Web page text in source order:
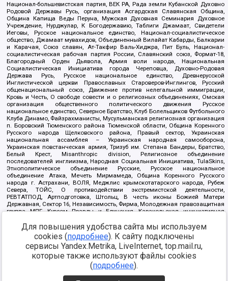
Национал-большевистская партия, ВЕК РА, Рада земли Кубанской Духовно
Родовой Державы Русь, организация Асгардская Славянская Община,
Община Капища Веды Перуна, Мужская Духовная Семинария Духовное
Учреждение, Нурджулар, К Богодержавию, Таблиги Джамаат, Свидетели
Иеговы, Русское национальное единство, Национал-социалистическое
общество, Джамаат мувахидов, Объединенный Вилайат Кабарды, Балкарии
и Карачая, Союз славян, Ат-Такфир Валь-Хиджра, Пит Буль, Национал-
социалистическая рабочая партия России, Славянский союз, Формат-18,
Благородный Орден Дьявола, Армия воли народа, Национальная
Социалистическая Инициатива города Череповца, Духовно-Родовая
Держава Русь, Русское национальное единство, Древнерусской
Инглистической церкви Православных Староверов-Инглингов, Русский
общенациональный союз, Движение против нелегальной иммиграции,
Кровь и Честь, О свободе совести и о религиозных объединениях, Омская
организация общественного политического движения Русское
национальное единство, Северное Братство, Клуб Болельщиков Футбольного
Клуба Динамо, Файзрахманисты, Мусульманская религиозная организация
п. Боровский Тюменского района Тюменской области, Община Коренного
Русского народа Щелковского района, Правый сектор, Украинская
национальная ассамблея – Украинская народная самооборона,
Украинская повстанческая армия, Тризуб им. Степана Бандеры, Братство,
Белый Крест, Misanthropic division, Религиозное объединение
последователей инглиизма, Народная Социальная Инициатива, TulaSkins,
Этнополитическое объединение Русские, Русское национальное
объединение Атака, Мечеть Мирмамеда, Община Коренного Русского
народа г. Астрахани, ВОЛЯ, Меджлис крымскотатарского народа, Рубеж
Севера, ТОЙС, О противодействии экстремистской деятельности,
РЕВТАТПОД, Артподготовка, Штольц, В честь иконы Божией Матери
Державная, Сектор 16, Независимость, Фирма, Молодежная правозащитная
группа МПГ, Курсом Правды и Единения, Каракольская инициативная
Благотворительный пансионат Ак Умут, Русская республика Русь,
Арестантское уголовное единство, Башкорт, Нация и свобода, W.H.С., Фалунь
Дафа, Иртыш Ultras, Русский Патриотический клуб-Новокузнецк/РПК,
Сибирский державный союз, Фонд борьбы с коррупцией, Фонд защиты прав
граждан, Штабы Навального, Совет граждан СССР Прикубанского округа г.
https://minjust.gov.ru/ru/documents/7822/
Для повышения удобства сайта мы используем
cookies (подробнее). К сайту подключены
сервисы Yandex.Metrika, LiveInternet, top.mail.ru,
которые также используют файлы cookies
(подробнее).